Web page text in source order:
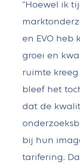
“Hoewel ik
en EVO heb
groei en
ruimte
bleef het
dat de
bij hun
tarifering.